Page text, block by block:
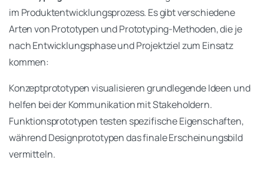
im Produktentwicklungsprozess. Es gibt verschiedene
Arten von Prototypen und Prototyping-Methoden, die je
nach Entwicklungsphase und Projektziel zum Einsatz
kommen:
Konzeptprototypen visualisieren grundlegende Ideen und
helfen bei der Kommunikation mit Stakeholdern.
Funktionsprototypen testen spezifische Eigenschaften,
während Designprototypen das finale Erscheinungsbild
vermitteln.